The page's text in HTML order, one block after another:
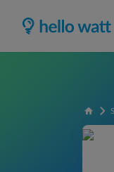
Accueil